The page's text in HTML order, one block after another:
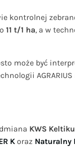
kontrolnej
11 t/1 ha, a w
może być
KWS
K oraz Naturalny